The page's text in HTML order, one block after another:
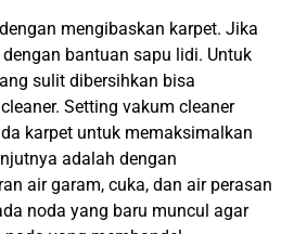
mengibaskan karpet. Jika
bantuan sapu lidi. Untuk
sulit dibersihkan bisa
Setting vakum cleaner
karpet untuk memaksimalkan
adalah dengan
air garam, cuka, dan air perasan
noda yang baru muncul agar